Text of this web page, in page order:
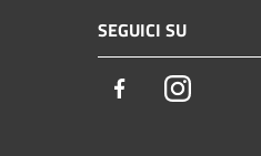
SEGUICI SU
FacebookInstagram